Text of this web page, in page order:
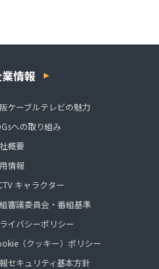
情報
ケーブルテレビの魅力
への取り組み
概要
情報
キャラクター
審議委員会・番組基準
イバシーポリシー
（クッキー）ポリシー
セキュリティ基本方針